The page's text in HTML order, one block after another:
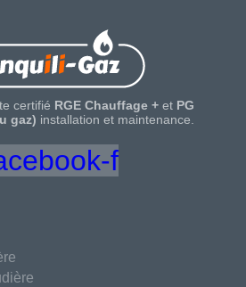
certifié RGE Chauffage + et PG
gaz) installation et maintenance.
f